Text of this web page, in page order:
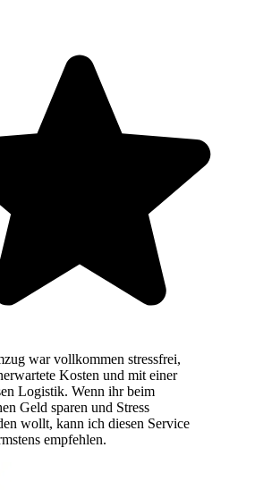
war vollkommen stressfrei,
Kosten und mit einer
Logistik. Wenn ihr beim
Geld sparen und Stress
wollt, kann ich diesen Service
empfehlen.